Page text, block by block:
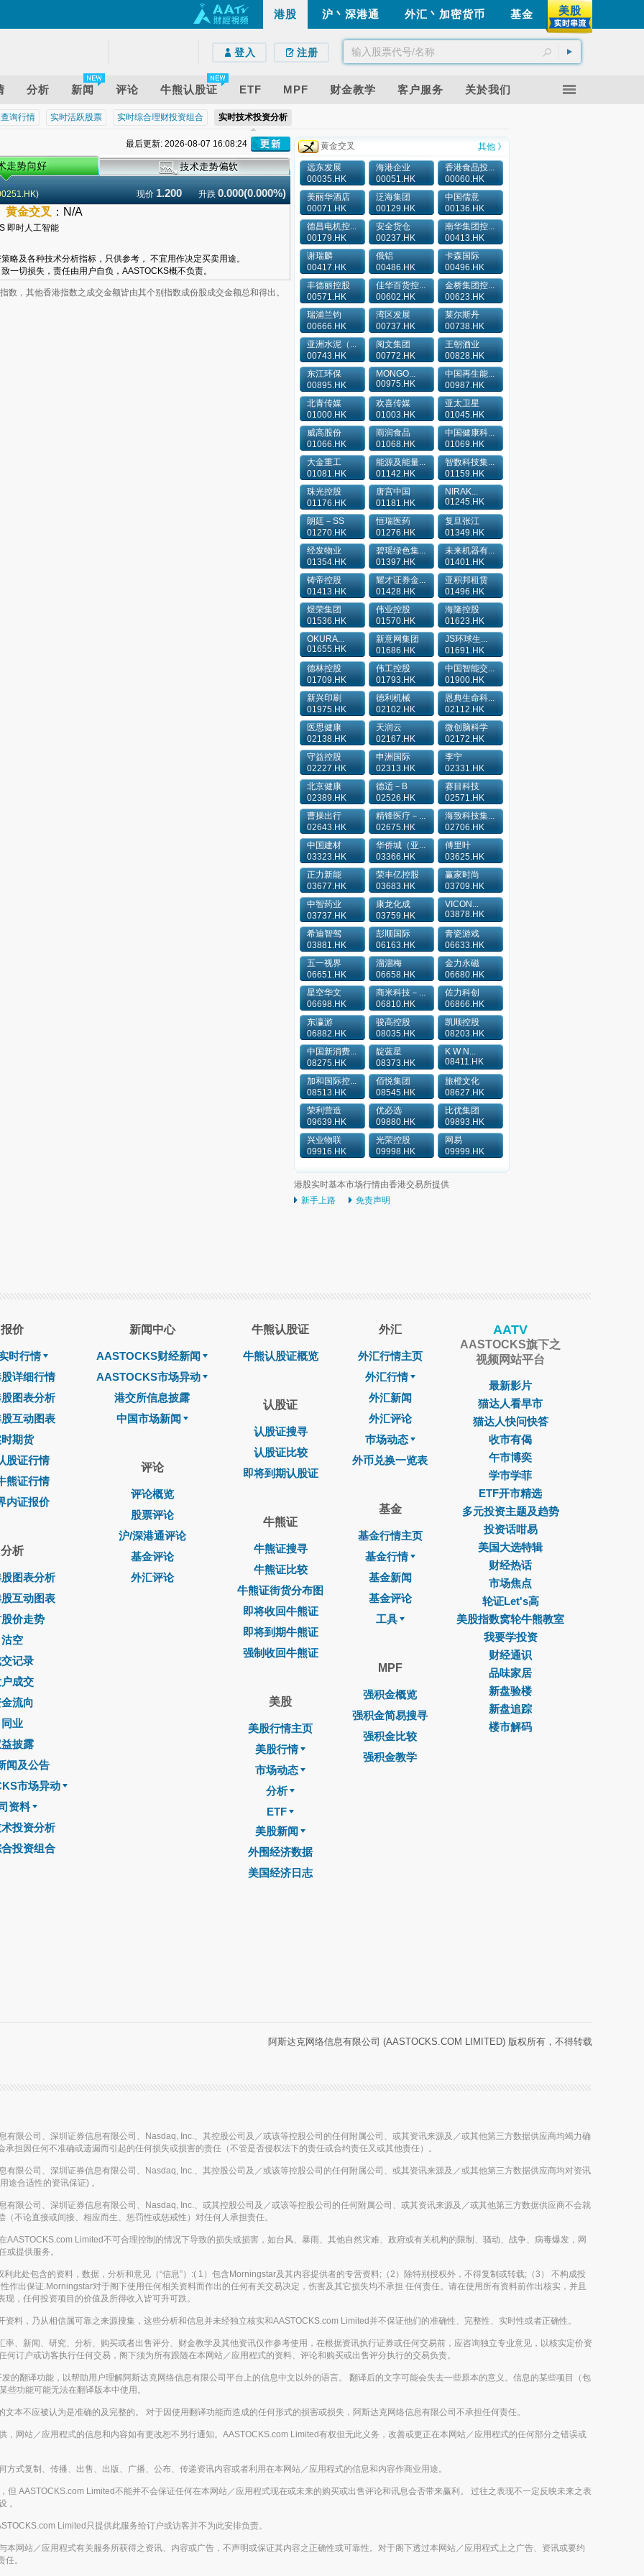
美股
基金
外汇丶加密货币
沪丶深港通
港股
登入 注册
分析 新闻 评论 牛熊认股证 ETF MPF 财金教学 客户服务 关於我们
询行情 实时活跃股票 实时综合理财投资组合 实时技术投资分析
最后更新: 2026-08-07 16:08:24
) 现价 1.200 升跌 0.000(0.000%)
黄金交叉 ： N/A
略及各种技术分析指标，只供参考， 不宜用作决定买卖用途。
一切损失，责任由用户自负，AASTOCKS概不负责。
数，其他香港指数之成交金额皆由其个别指数成份股成交金额总和得出。
黄金交叉 其他 》
远东发展
00035.HK
海港企业
00051.HK
香港食品投...
00060.HK
美丽华酒店
00071.HK
泛海集团
00129.HK
中国儒意
00136.HK
德昌电机控...
00179.HK
安全货仓
00237.HK
南华集团控...
00413.HK
谢瑞麟
00417.HK
俄铝
00486.HK
卡森国际
00496.HK
丰德丽控股
00571.HK
佳华百货控...
00602.HK
金桥集团控...
00623.HK
瑞浦兰钧
00666.HK
湾区发展
00737.HK
莱尔斯丹
00738.HK
亚洲水泥（...
00743.HK
阅文集团
00772.HK
王朝酒业
00828.HK
东江环保
00895.HK
MONGO...
00975.HK
中国再生能...
00987.HK
北青传媒
01000.HK
欢喜传媒
01003.HK
亚太卫星
01045.HK
威高股份
01066.HK
雨润食品
01068.HK
中国健康科...
01069.HK
大金重工
01081.HK
能源及能量...
01142.HK
智数科技集...
01159.HK
珠光控股
01176.HK
唐宫中国
01181.HK
NIRAK...
01245.HK
朗廷－SS
01270.HK
恒瑞医药
01276.HK
复旦张江
01349.HK
经发物业
01354.HK
碧瑶绿色集...
01397.HK
未来机器有...
01401.HK
铸帝控股
01413.HK
耀才证券金...
01428.HK
亚积邦租赁
01496.HK
煜荣集团
01536.HK
伟业控股
01570.HK
海隆控股
01623.HK
OKURA...
01655.HK
新意网集团
01686.HK
JS环球生...
01691.HK
德林控股
01709.HK
伟工控股
01793.HK
中国智能交...
01900.HK
新兴印刷
01975.HK
德利机械
02102.HK
恩典生命科...
02112.HK
医思健康
02138.HK
天润云
02167.HK
微创脑科学
02172.HK
守益控股
02227.HK
申洲国际
02313.HK
李宁
02331.HK
北京健康
02389.HK
德适－B
02526.HK
赛目科技
02571.HK
曹操出行
02643.HK
精锋医疗－...
02675.HK
海致科技集...
02706.HK
中国建材
03323.HK
华侨城（亚...
03366.HK
傅里叶
03625.HK
正力新能
03677.HK
荣丰亿控股
03683.HK
赢家时尚
03709.HK
中智药业
03737.HK
康龙化成
03759.HK
VICON...
03878.HK
希迪智驾
03881.HK
彭顺国际
06163.HK
青瓷游戏
06633.HK
五一视界
06651.HK
溜溜梅
06658.HK
金力永磁
06680.HK
星空华文
06698.HK
商米科技－...
06810.HK
佐力科创
06866.HK
东瀛游
06882.HK
骏高控股
08035.HK
凯顺控股
08203.HK
中国新消费...
08275.HK
靛蓝星
08373.HK
K W N...
08411.HK
加和国际控...
08513.HK
佰悦集团
08545.HK
旅橙文化
08627.HK
荣利营造
09639.HK
优必选
09880.HK
比优集团
09893.HK
兴业物联
09916.HK
光荣控股
09998.HK
网易
09999.HK
港股实时基本市场行情由香港交易所提供
新手上路
免责声明
报价
时行情
详细行情
图表分析
互动图表
期货
股证行情
熊证行情
内证报价
分析
图表分析
互动图表
价走势
沽空
记录
成交
流向
同业
披露
闻及公告
市场异动
资料
投资分析
投资组合
新闻中心
AASTOCKS财经新闻
AASTOCKS市场异动
港交所信息披露
中国市场新闻
评论
评论概览
股票评论
沪/深港通评论
基金评论
外汇评论
牛熊认股证
牛熊认股证概览
认股证
认股证搜寻
认股证比较
即将到期认股证
牛熊证
牛熊证搜寻
牛熊证比较
牛熊证街货分布图
即将收回牛熊证
即将到期牛熊证
强制收回牛熊证
美股
美股行情主页
美股行情
市场动态
分析
ETF
美股新闻
外围经济数据
美国经济日志
外汇
外汇行情主页
外汇行情
外汇新闻
外汇评论
巿场动态
外币兑换一览表
基金
基金行情主页
基金行情
基金新闻
基金评论
工具
MPF
强积金概览
强积金简易搜寻
强积金比较
强积金教学
AATV
AASTOCKS旗下之
视频网站平台
最新影片
猫达人看早市
猫达人快问快答
收市有偈
午市博奕
学市学菲
ETF开市精选
多元投资主题及趋势
投资话咁易
美国大选特辑
财经热话
市场焦点
轮证Let's高
美股指数窝轮牛熊教室
我要学投资
财经通识
品味家居
新盘验楼
新盘追踪
楼市解码
阿斯达克网络信息有限公司 (AASTOCKS.COM LIMITED) 版权所有，不得转载
限公司、深圳证券信息有限公司、Nasdaq, Inc.、其控股公司及／或该等控股公司的任何附属公司、或其资讯来源及／或其他第三方数据供应商均竭力确
担因任何不准确或遗漏而引起的任何损失或损害的责任（不管是否侵权法下的责任或合约责任又或其他责任）。
限公司、深圳证券信息有限公司、Nasdaq, Inc.、其控股公司及／或该等控股公司的任何附属公司、或其资讯来源及／或其他第三方数据供应商均对资讯
途合适性的资讯保证) 。
限公司、深圳证券信息有限公司、Nasdaq, Inc.、或其控股公司及／或该等控股公司的任何附属公司、或其资讯来源及／或其他第三方数据供应商不会就
不论直接或间接、相应而生、惩罚性或惩戒性）对任何人承担责任。
Limited不可合理控制的情况下导致的损失或损害，如台风、暴雨、其他自然灾难、政府或有关机构的限制、骚动、战争、病毒爆发，网
或提供服务。
此处包含的资料，数据，分析和意见（“信息”）:( 1）包含Morningstar及其内容提供者的专营资料;（2）除特别授权外，不得复制或转载;（3） 不构成投
作出保证.Morningstar对于阁下使用任何相关资料而作出的任何有关交易决定，伤害及其它损失均不承担 任何责任。请在使用所有资料前作出核实，并且
，任何投资项目的价值及所得收入皆可升可跌。
料，乃从相信属可靠之来源搜集，这些分析和信息并未经独立核实和AASTOCKS.com Limited并不保证他们的准确性、完整性、实时性或者正确性。
、新闻、研究、分析、购买或者出售评分、财金教学及其他资讯仅作参考使用，在根据资讯执行证券或任何交易前，应咨询独立专业意见，以核实定价资
订户或访客执行任何交易，阁下须为所有跟随在本网站／应用程式的资料、评论和购买或出售评分执行的交易负责。
的翻译功能，以帮助用户理解阿斯达克网络信息有限公司平台上的信息中文以外的语言。 翻译后的文字可能会失去一些原本的意义。信息的某些项目（包
功能可能无法在翻译版本中使用。
本不应被认为是准确的及完整的。 对于因使用翻译功能而造成的任何形式的损害或损失，阿斯达克网络信息有限公司不承担任何责任。
网站／应用程式的信息和内容如有更改恕不另行通知。AASTOCKS.com Limited有权但无此义务，改善或更正在本网站／应用程式的任何部分之错误或
式复制、传播、出售、出版、广播、公布、传递资讯内容或者利用在本网站／应用程式的信息和内容作商业用途。
AASTOCKS.com Limited不能并不会保证任何在本网站／应用程式现在或未来的购买或出售评论和讯息会否带来赢利。 过往之表现不一定反映未来之表
。
Limited只提供此服务给订户或访客并不为此安排负责。
网站／应用程式有关服务所获得之资讯、内容或广告，不声明或保证其内容之正确性或可靠性。对于阁下透过本网站／应用程式上之广告、资讯或要约
。